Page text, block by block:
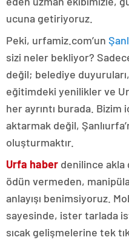
ucuna getiriyoruz.
Peki, urfamiz.com’un
sizi neler bekliyor?
değil; belediye
eğitimdeki yenilikler ve
her ayrıntı burada. Bizim
aktarmak değil,
oluşturmaktır.
Urfa haber denilince
ödün vermeden,
anlayışı benimsiyoruz.
sayesinde, ister tarlada
sıcak gelişmelerine tek